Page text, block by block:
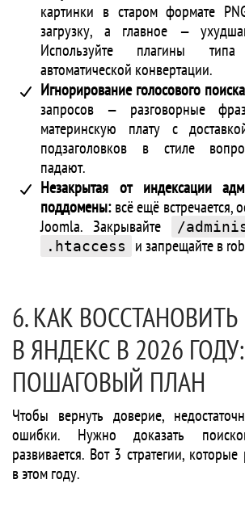
картинки в старом формате
загрузку, а главное —
Используйте плагины
автоматической конвертации.
Игнорирование голосового
запросов — разговорные
материнскую плату с
подзаголовков в стиле
падают.
Незакрытая от индексации
поддомены:всё ещё встречается,
Joomla. Закрывайте
/
.htaccess и запрещайте в
6. КАК
В ЯНДЕКС В 2026 ГОДУ:
ПОШАГОВЫЙ ПЛАН
Чтобы вернуть доверие,
ошибки. Нужно доказать
развивается. Вот 3 стратегии,
в этом году.